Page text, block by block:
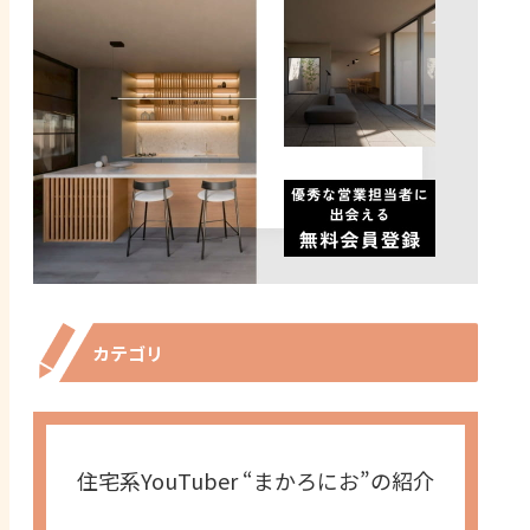
カテゴリ
住宅系YouTuber “まかろにお”の紹介